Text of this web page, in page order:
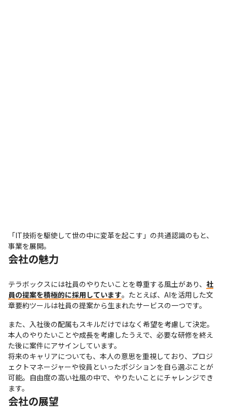
「IT技術を駆使して世の中に変革を起こす」の共通認識のもと、
事業を展開。
会社の魅力
テラボックスには社員のやりたいことを尊重する風土があり、 社
員の提案を積極的に採用しています。たとえば、AIを活用した文
章要約ツールは社員の提案から生まれたサービスの一つです。
また、入社後の配属もスキルだけではなく希望を考慮して決定。
本人のやりたいことや成長を考慮したうえで、必要な研修を終え
た後に案件にアサインしています。
将来のキャリアについても、本人の意思を重視しており、プロジ
ェクトマネージャーや役員といったポジションを自ら選ぶことが
可能。自由度の高い社風の中で、やりたいことにチャレンジでき
ます。
会社の展望